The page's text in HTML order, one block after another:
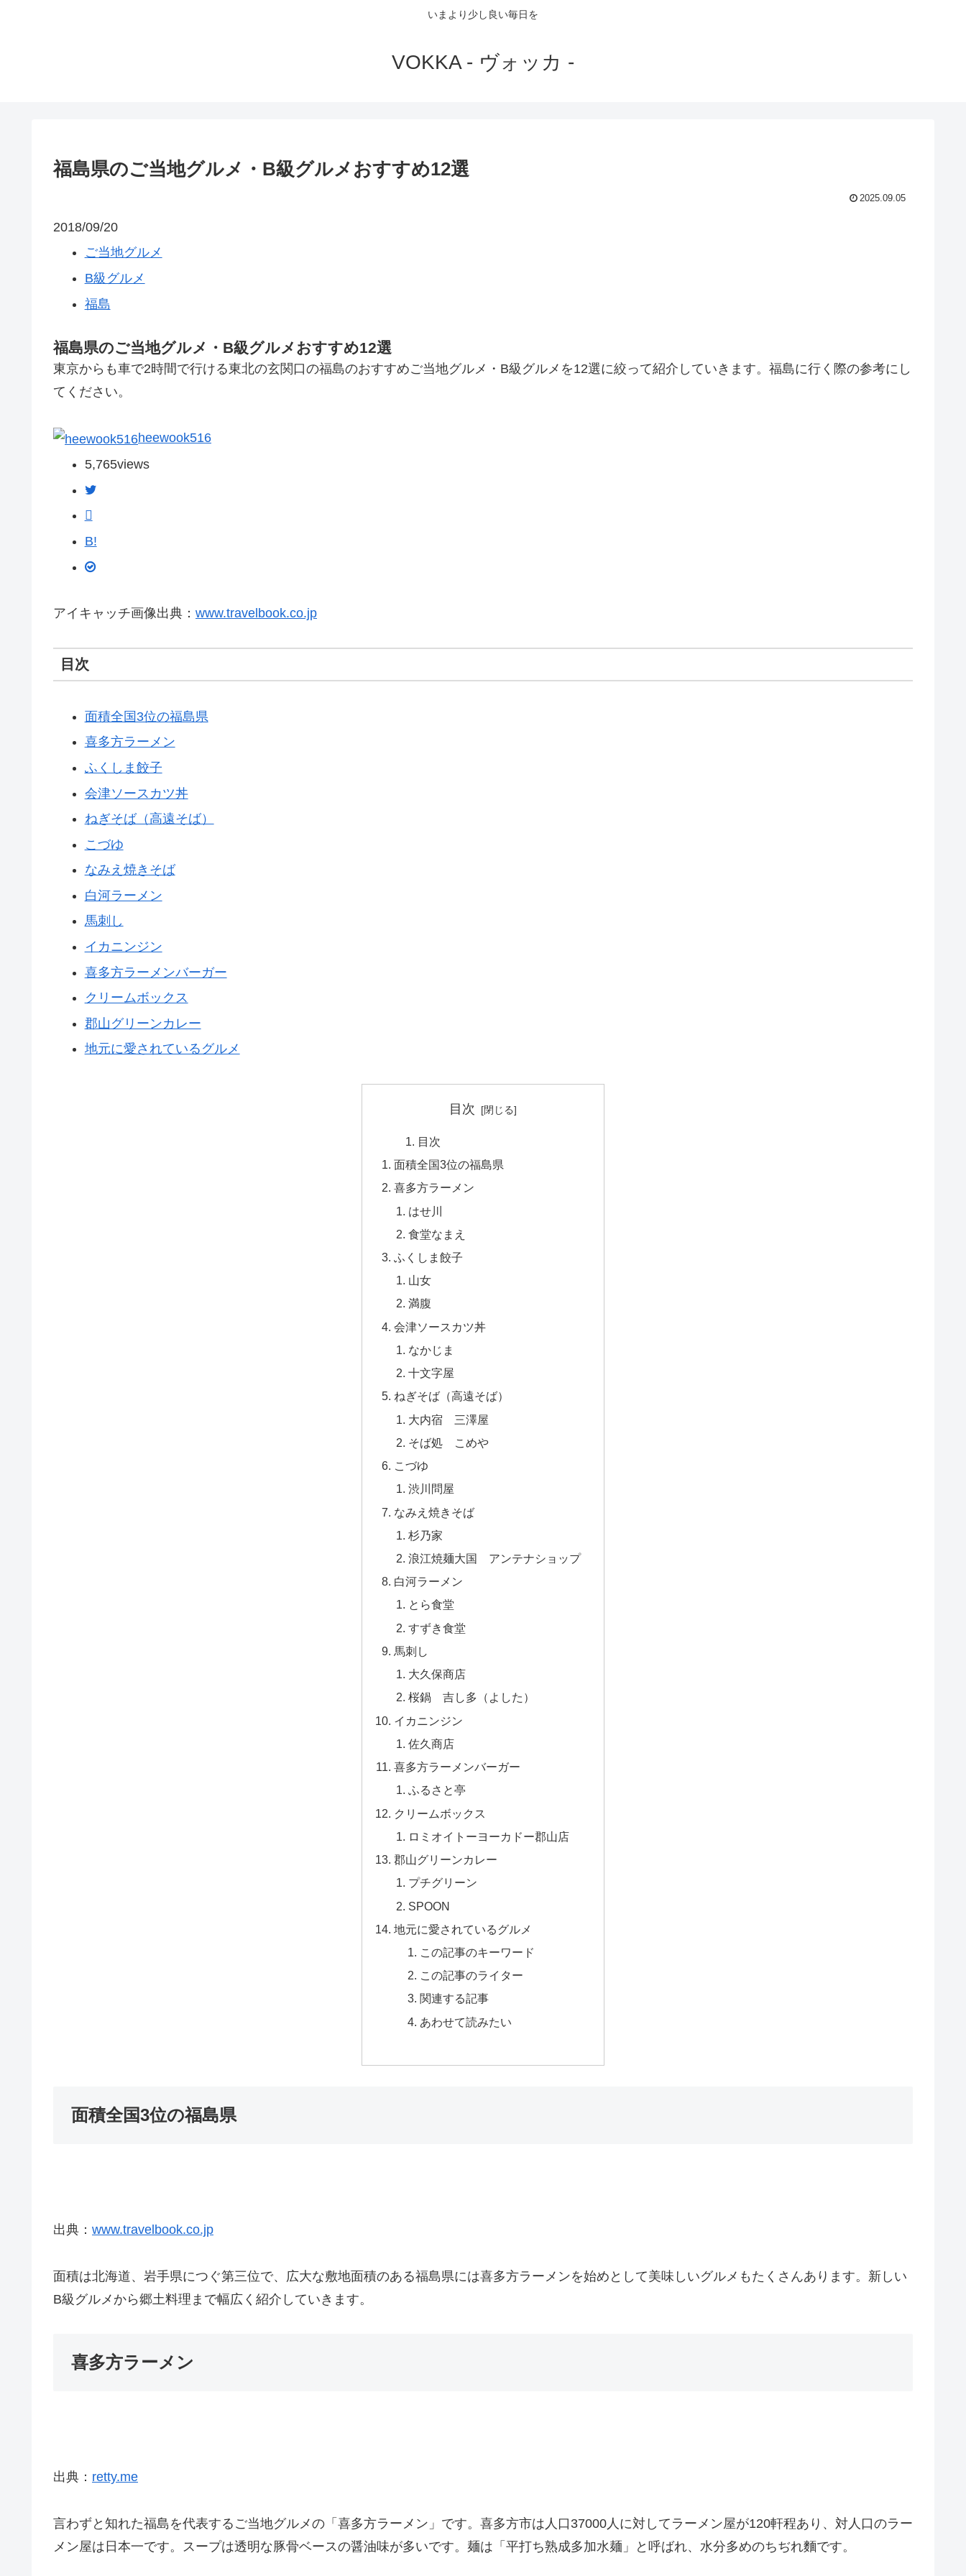
いまより少し良い毎日を
VOKKA - ヴォッカ -
福島県のご当地グルメ・B級グルメおすすめ12選
2025.09.05
2018/09/20
ご当地グルメ
B級グルメ
福島
福島県のご当地グルメ・B級グルメおすすめ12選
東京からも車で2時間で行ける東北の玄関口の福島のおすすめご当地グルメ・B級グルメを12選に絞って紹介していきます。福島に行く際の参考にし
てください。
heewook516
5,765views
B!
アイキャッチ画像出典： www.travelbook.co.jp
目次
面積全国3位の福島県
喜多方ラーメン
ふくしま餃子
会津ソースカツ丼
ねぎそば（高遠そば）
こづゆ
なみえ焼きそば
白河ラーメン
馬刺し
イカニンジン
喜多方ラーメンバーガー
クリームボックス
郡山グリーンカレー
地元に愛されているグルメ
目次
目次
面積全国3位の福島県
喜多方ラーメン
はせ川
食堂なまえ
ふくしま餃子
山女
満腹
会津ソースカツ丼
なかじま
十文字屋
ねぎそば（高遠そば）
大内宿 三澤屋
そば処 こめや
こづゆ
渋川問屋
なみえ焼きそば
杉乃家
浪江焼麺大国 アンテナショップ
白河ラーメン
とら食堂
すずき食堂
馬刺し
大久保商店
桜鍋 吉し多（よした）
イカニンジン
佐久商店
喜多方ラーメンバーガー
ふるさと亭
クリームボックス
ロミオイトーヨーカドー郡山店
郡山グリーンカレー
プチグリーン
SPOON
地元に愛されているグルメ
この記事のキーワード
この記事のライター
関連する記事
あわせて読みたい
面積全国3位の福島県
出典： www.travelbook.co.jp
面積は北海道、岩手県につぐ第三位で、広大な敷地面積のある福島県には喜多方ラーメンを始めとして美味しいグルメもたくさんあります。新しい
B級グルメから郷土料理まで幅広く紹介していきます。
喜多方ラーメン
出典： retty.me
言わずと知れた福島を代表するご当地グルメの「喜多方ラーメン」です。喜多方市は人口37000人に対してラーメン屋が120軒程あり、対人口のラー
メン屋は日本一です。スープは透明な豚骨ベースの醤油味が多いです。麺は「平打ち熟成多加水麺」と呼ばれ、水分多めのちぢれ麵です。